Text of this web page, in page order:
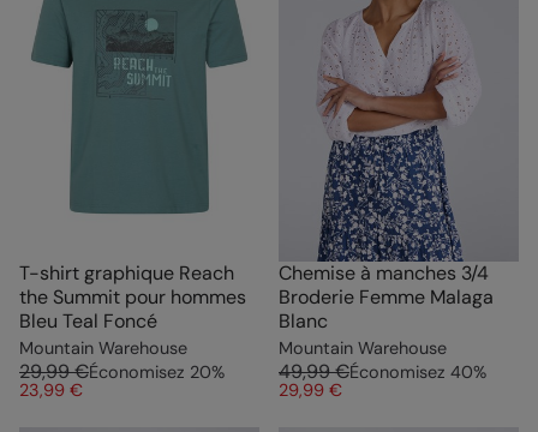
T-shirt graphique Reach
the Summit pour hommes
Bleu Teal Foncé
Mountain Warehouse
29,99 €Économisez 20%
23,99 €
Chemise à manches 3/4
Broderie Femme Malaga
Blanc
Mountain Warehouse
49,99 €Économisez 40%
29,99 €